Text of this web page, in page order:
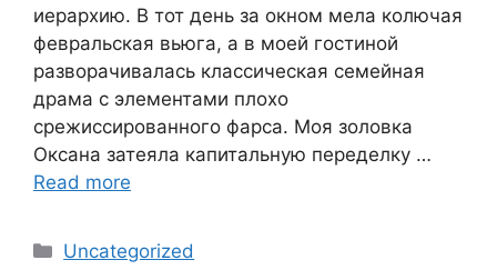
иерархию. В тот день за окном мела колючая
февральская вьюга, а в моей гостиной
разворачивалась классическая семейная
драма с элементами плохо
срежиссированного фарса. Моя золовка
Оксана затеяла капитальную переделку …
Read more
Categories
Uncategorized